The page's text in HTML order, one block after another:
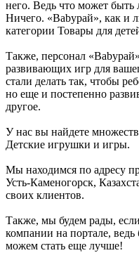
него. Ведь что может
Ничего. «Babyрай», как и
категории Товары для
Также, персонал
развивающих игр для
стали делать так, чтобы
но еще и постепенно
другое.
У нас вы найдете
Детские игрушки и игры.
Мы находимся по адресу
Усть-Каменогорск,
своих клиентов.
Также, мы будем рады,
компании на портале,
можем стать еще лучше!